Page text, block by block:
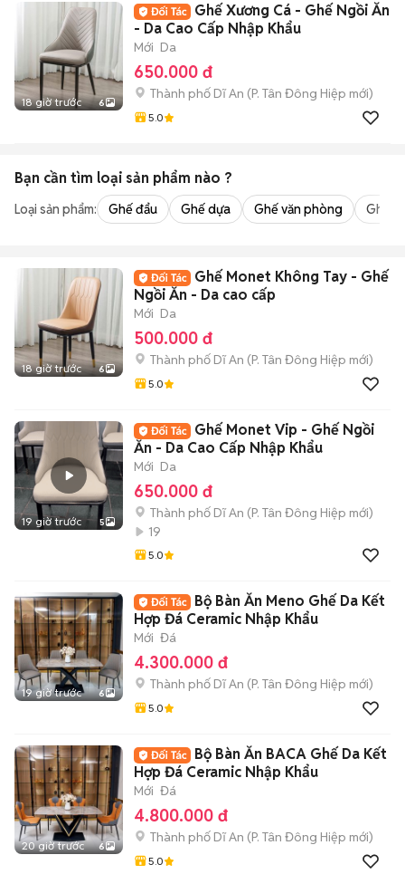
18 giờ trước 6
Ghế Xương Cá - Ghế Ngồi Ăn
- Da Cao Cấp Nhập Khẩu
Mới Da
650.000 đ
Thành phố Dĩ An (P. Tân Đông Hiệp mới)
5.0
Bạn cần tìm loại sản phẩm nào ?
Loại sản phẩm: Ghế đẩu Ghế dựa Ghế văn phòng Ghế
18 giờ trước 6
Ghế Monet Không Tay - Ghế
Ngồi Ăn - Da cao cấp
Mới Da
500.000 đ
Thành phố Dĩ An (P. Tân Đông Hiệp mới)
5.0
19 giờ trước 5
Ghế Monet Vip - Ghế Ngồi
Ăn - Da Cao Cấp Nhập Khẩu
Mới Da
650.000 đ
Thành phố Dĩ An (P. Tân Đông Hiệp mới)
19
5.0
19 giờ trước 6
Bộ Bàn Ăn Meno Ghế Da Kết
Hợp Đá Ceramic Nhập Khẩu
Mới Đá
4.300.000 đ
Thành phố Dĩ An (P. Tân Đông Hiệp mới)
5.0
20 giờ trước 6
Bộ Bàn Ăn BACA Ghế Da Kết
Hợp Đá Ceramic Nhập Khẩu
Mới Đá
4.800.000 đ
Thành phố Dĩ An (P. Tân Đông Hiệp mới)
5.0